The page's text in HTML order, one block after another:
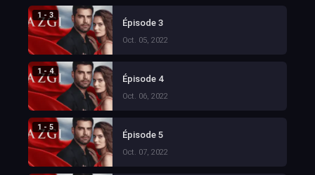
1 - 3
Épisode 3
Oct. 05, 2022
1 - 4
Épisode 4
Oct. 06, 2022
1 - 5
Épisode 5
Oct. 07, 2022